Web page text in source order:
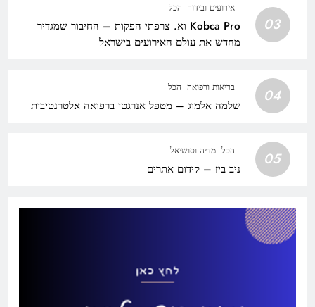
03
אירועים ובידור הכל
Kobca Pro וא. צרפתי הפקות – החיבור שמגדיר
מחדש את עולם האירועים בישראל
04 בריאות ורפואה הכל
שלמה אלמוג – מטפל אנרגטי ברפואה אלטרנטיבית
05 הכל מדיה וסושיאל
ניב ביז – קידום אתרים